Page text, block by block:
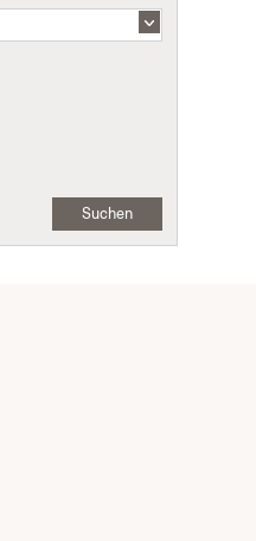
Suchen